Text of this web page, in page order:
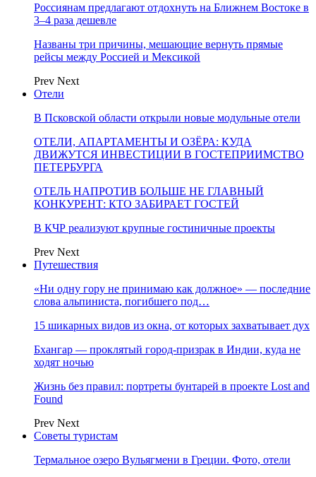
Россиянам предлагают отдохнуть на Ближнем Востоке в
3–4 раза дешевле
Названы три причины, мешающие вернуть прямые
рейсы между Россией и Мексикой
Prev Next
Отели
В Псковской области открыли новые модульные отели
ОТЕЛИ, АПАРТАМЕНТЫ И ОЗЁРА: КУДА
ДВИЖУТСЯ ИНВЕСТИЦИИ В ГОСТЕПРИИМСТВО
ПЕТЕРБУРГА
ОТЕЛЬ НАПРОТИВ БОЛЬШЕ НЕ ГЛАВНЫЙ
КОНКУРЕНТ: КТО ЗАБИРАЕТ ГОСТЕЙ
В КЧР реализуют крупные гостиничные проекты
Prev Next
Путешествия
«Ни одну гору не принимаю как должное» — последние
слова альпиниста, погибшего под…
15 шикарных видов из окна, от которых захватывает дух
Бхангар — проклятый город-призрак в Индии, куда не
ходят ночью
Жизнь без правил: портреты бунтарей в проекте Lost and
Found
Prev Next
Советы туристам
Термальное озеро Вульягмени в Греции. Фото, отели